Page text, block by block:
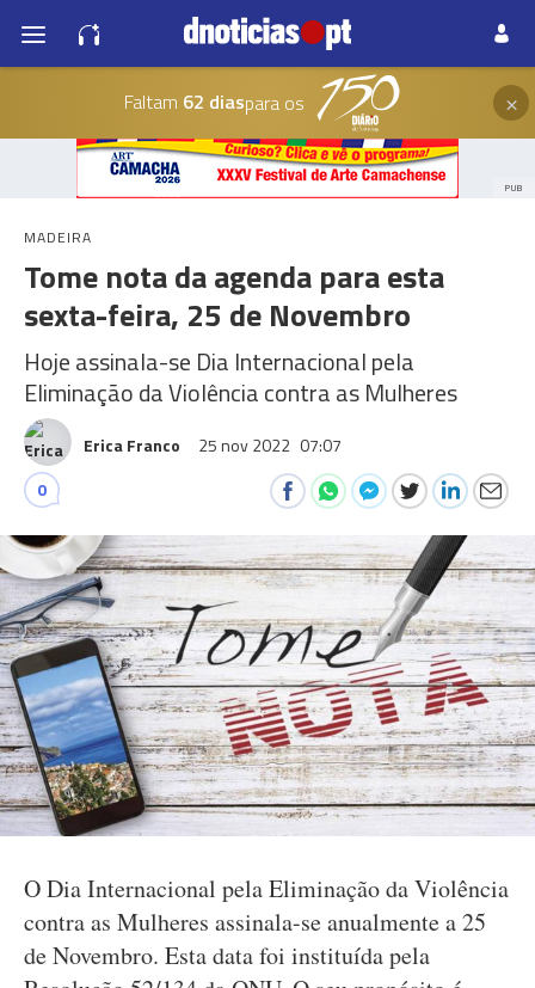
Faltam 62 diaspara os ×
PUB
MADEIRA
Tome nota da agenda para esta
sexta-feira, 25 de Novembro
Hoje assinala-se Dia Internacional pela
Eliminação da Violência contra as Mulheres
Erica Franco 25 nov 2022 07:07
0
O Dia Internacional pela Eliminação da Violência
contra as Mulheres assinala-se anualmente a 25
de Novembro. Esta data foi instituída pela